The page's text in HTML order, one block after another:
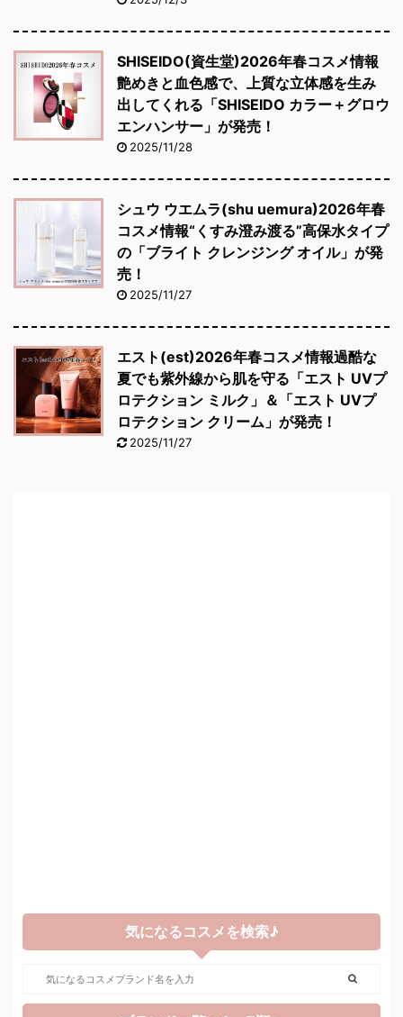
SHISEIDO(資生堂)2026年春コスメ情報
艶めきと血色感で、上質な立体感を生み
出してくれる「SHISEIDO カラー＋グロウ
エンハンサー」が発売！
2025/11/28
シュウ ウエムラ(shu uemura)2026年春
コスメ情報“くすみ澄み渡る”高保水タイプ
の「ブライト クレンジング オイル」が発
売！
2025/11/27
エスト(est)2026年春コスメ情報過酷な
夏でも紫外線から肌を守る「エスト UVプ
ロテクション ミルク」＆「エスト UVプ
ロテクション クリーム」が発売！
2025/11/27
気になるコスメを検索♪